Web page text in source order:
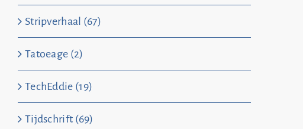
Stripverhaal (67)
Tatoeage (2)
TechEddie (19)
Tijdschrift (69)